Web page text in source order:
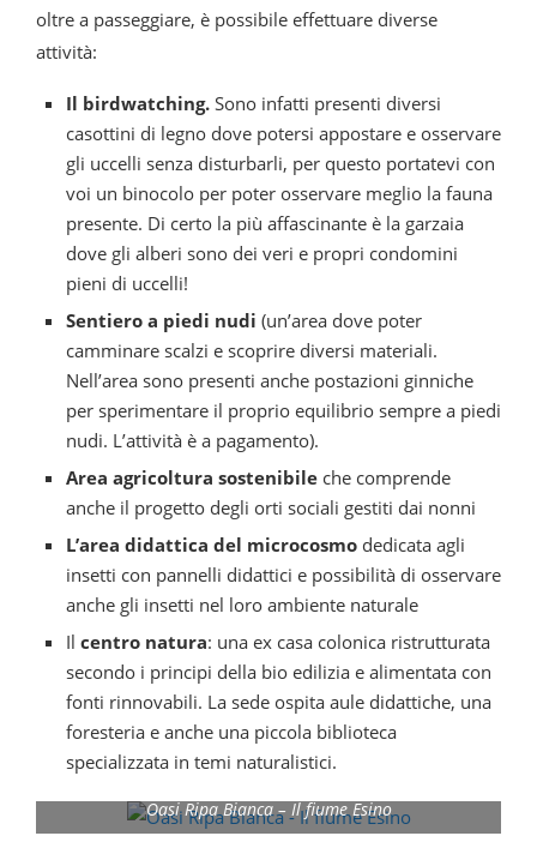
oltre a passeggiare, è possibile effettuare diverse
attività:
Il birdwatching. Sono infatti presenti diversi
casottini di legno dove potersi appostare e osservare
gli uccelli senza disturbarli, per questo portatevi con
voi un binocolo per poter osservare meglio la fauna
presente. Di certo la più affascinante è la garzaia
dove gli alberi sono dei veri e propri condomini
pieni di uccelli!
Sentiero a piedi nudi (un’area dove poter
camminare scalzi e scoprire diversi materiali.
Nell’area sono presenti anche postazioni ginniche
per sperimentare il proprio equilibrio sempre a piedi
nudi. L’attività è a pagamento).
Area agricoltura sostenibile che comprende
anche il progetto degli orti sociali gestiti dai nonni
L’area didattica del microcosmo dedicata agli
insetti con pannelli didattici e possibilità di osservare
anche gli insetti nel loro ambiente naturale
Il centro natura: una ex casa colonica ristrutturata
secondo i principi della bio edilizia e alimentata con
fonti rinnovabili. La sede ospita aule didattiche, una
foresteria e anche una piccola biblioteca
specializzata in temi naturalistici.
Oasi Ripa Bianca – Il fiume Esino